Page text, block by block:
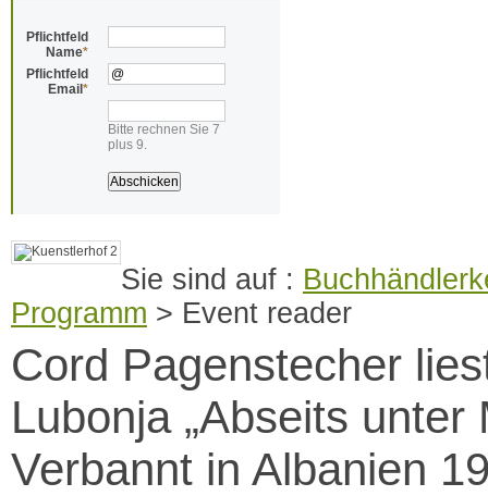
Pflichtfeld
Name*
Pflichtfeld
Email *
Bitte rechnen Sie 7
plus 9.
Programm > Event reader
Cord Pagenstecher
Lubonja „Abseits unter
Verbannt in Albanien